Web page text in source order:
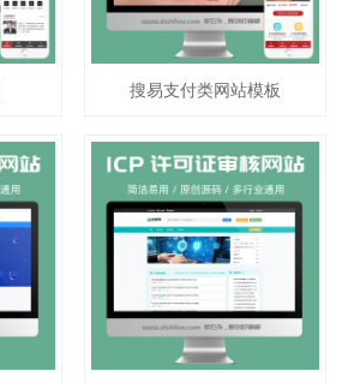
搜易支付类网站模板